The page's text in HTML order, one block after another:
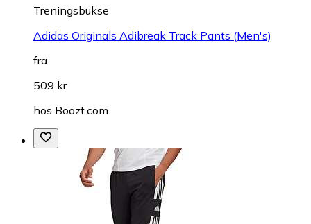
Treningsbukse
Adidas Originals Adibreak Track Pants (Men's)
fra
509 kr
hos Boozt.com